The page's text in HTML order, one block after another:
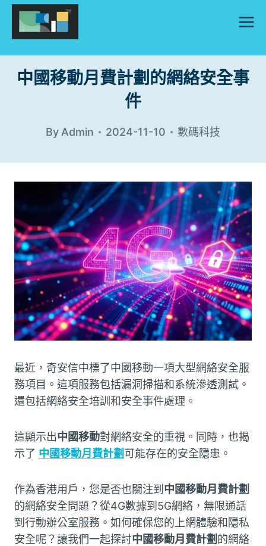
Skip
content
中國移動月費計劃的網絡安全事
件
By Admin 2024-11-10 數碼科技
最近，奇安信中標了中國移動一項大型網絡安全服
務項目。這項服務包括漏洞掃描和系統滲透測試。
還包括網絡安全培訓和安全事件處理。
這顯示出中國移動對網絡安全的重視。同時，也揭
示了 中國移動月費計劃 可能存在的安全隱患。
作為香港用戶，您是否也關注到 中國移動月費計劃
的網絡安全問題？從4G數據到5G網絡，無限通話
到行動辦公室服務。如何確保您的上網體驗和隱私
安全呢？讓我們一起探討中國移動月費計劃 的網絡